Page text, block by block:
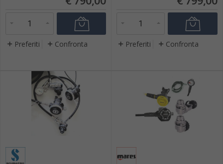
resistenza al congelamento,
una straordinaria sensibilitàalla
respirazione, nonché
un'erogazione di ar...
Preferiti Confronta
rappresentato il cavallo di
battaglia di Scubapro e, la
bontà del progetto era così ...
Preferiti Confronta